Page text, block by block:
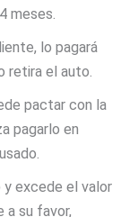
meses.
lo pagará
retira el auto.
pactar con la
pagarlo en
excede el valor
a su favor,